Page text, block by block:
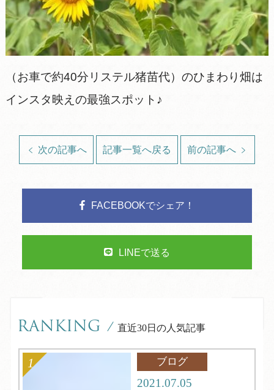
（お車で約40分リステル猪苗代）のひまわり畑は
インスタ映えの最強スポット♪
次の記事へ 記事一覧へ戻る 前の記事へ
FACEBOOKでシェア！
LINEで送る
RANKING / 直近30日の人気記事
ブログ
2021.07.05